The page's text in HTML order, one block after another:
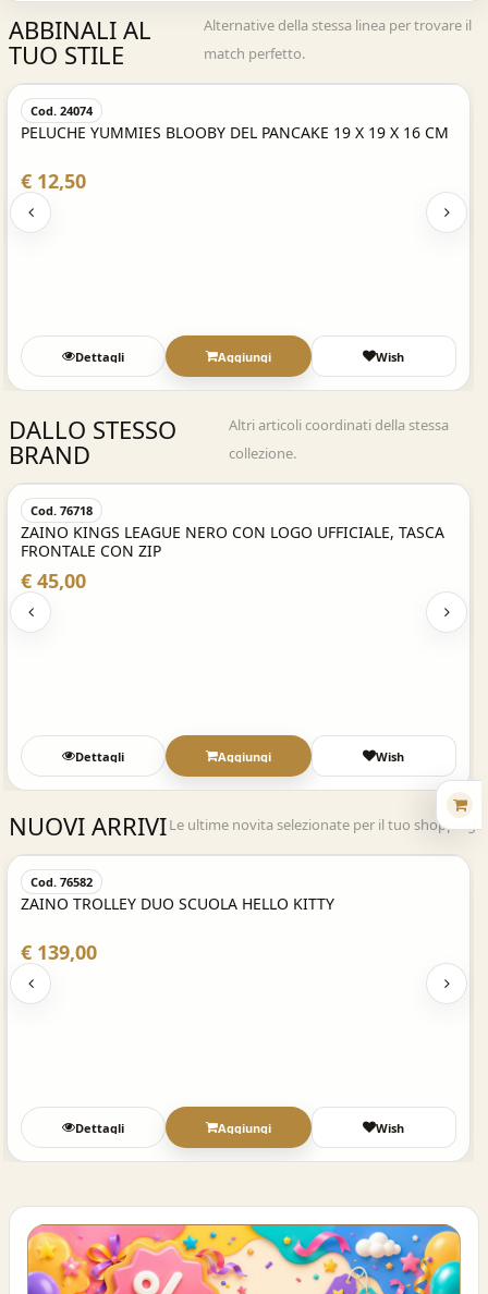
ABBINALI AL
TUO STILE
Alternative della stessa linea per trovare il
match perfetto.
Acquisto Veloce
Cod. 24074
PELUCHE YUMMIES BLOOBY DEL PANCAKE 19 X 19 X 16 CM
€ 12,50
Dettagli Aggiungi Wish
DALLO STESSO
BRAND
Altri articoli coordinati della stessa
collezione.
Acquisto Veloce
Cod. 76718
ZAINO KINGS LEAGUE NERO CON LOGO UFFICIALE, TASCA
FRONTALE CON ZIP
€ 45,00
Dettagli Aggiungi Wish
NUOVI ARRIVILe ultime novita selezionate per il tuo shopping.
Acquisto Veloce
Cod. 76582
ZAINO TROLLEY DUO SCUOLA HELLO KITTY
€ 139,00
Dettagli Aggiungi Wish